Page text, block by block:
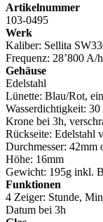
Artikelnummer
103-0495
Werk
Kaliber: Sellita
Frequenz: 28’800 A/h
Gehäuse
Edelstahl
Lünette: Blau/Rot,
Wasserdichtigkeit:
Krone bei 3h,
Rückseite: Edelstahl
Durchmesser: 42mm
Höhe: 16mm
Gewicht: 195g inkl.
Funktionen
4 Zeiger: Stunde,
Datum bei 3h